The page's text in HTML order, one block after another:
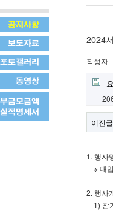
2024
작성자
이전글
1. 행사
※ 대
2. 행사
1) 참